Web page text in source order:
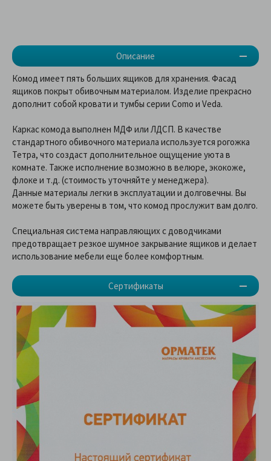
Описание
Сертификаты
Комод имеет пять больших ящиков для хранения. Фасад
ящиков покрыт обивочным материалом. Изделие прекрасно
дополнит собой кровати и тумбы серии Como и Veda.
Каркас комода выполнен МДФ или ЛДСП. В качестве
стандартного обивочного материала используется рогожка
Тетра, что создаст дополнительное ощущение уюта в
комнате. Также исполнение возможно в велюре, экокоже,
флоке и т.д. (стоимость уточняйте у менеджера).
Данные материалы легки в эксплуатации и долговечны. Вы
можете быть уверены в том, что комод прослужит вам долго.
Специальная система направляющих с доводчиками
предотвращает резкое шумное закрывание ящиков и делает
использование мебели еще более комфортным.